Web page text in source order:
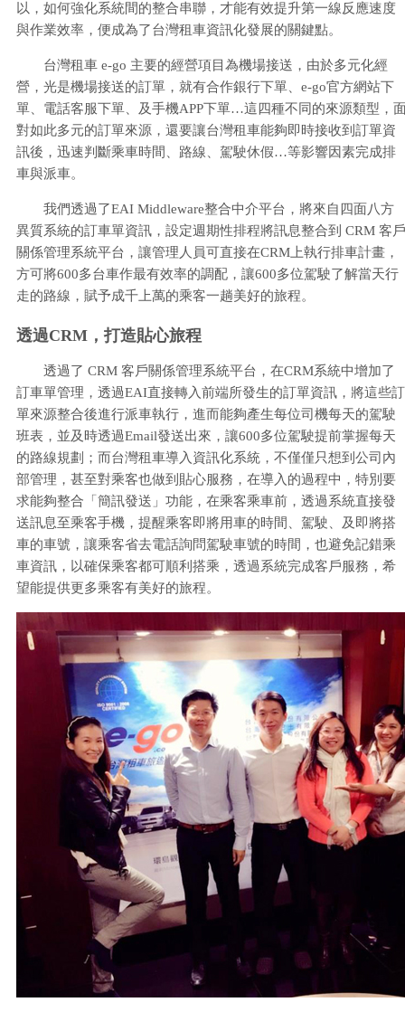
以，如何強化系統間的整合串聯，才能有效提升第一線反應速度
與作業效率，便成為了台灣租車資訊化發展的關鍵點。
台灣租車 e-go 主要的經營項目為機場接送，由於多元化經
營，光是機場接送的訂單，就有合作銀行下單、e-go官方網站下
單、電話客服下單、及手機APP下單…這四種不同的來源類型，
對如此多元的訂單來源，還要讓台灣租車能夠即時接收到訂單資
訊後，迅速判斷乘車時間、路線、駕駛休假…等影響因素完成排
車與派車。
我們透過了EAI Middleware整合中介平台，將來自四面八方
異質系統的訂車單資訊，設定週期性排程將訊息整合到 CRM 客戶
關係管理系統平台，讓管理人員可直接在CRM上執行排車計畫，
方可將600多台車作最有效率的調配，讓600多位駕駛了解當天行
走的路線，賦予成千上萬的乘客一趟美好的旅程。
透過CRM，打造貼心旅程
透過了 CRM 客戶關係管理系統平台，在CRM系統中增加了
訂車單管理，透過EAI直接轉入前端所發生的訂單資訊，將這些訂
單來源整合後進行派車執行，進而能夠產生每位司機每天的駕駛
班表，並及時透過Email發送出來，讓600多位駕駛提前掌握每天
的路線規劃；而台灣租車導入資訊化系統，不僅僅只想到公司內
部管理，甚至對乘客也做到貼心服務，在導入的過程中，特別要
求能夠整合「簡訊發送」功能，在乘客乘車前，透過系統直接發
送訊息至乘客手機，提醒乘客即將用車的時間、駕駛、及即將搭
車的車號，讓乘客省去電話詢問駕駛車號的時間，也避免記錯乘
車資訊，以確保乘客都可順利搭乘，透過系統完成客戶服務，希
望能提供更多乘客有美好的旅程。